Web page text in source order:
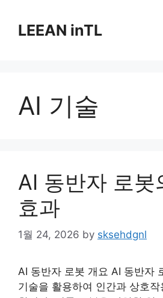
contentLEEAN inTL
AI 기술
AI 동반자 로봇
효과
1월 24, 2026 by sksehdgnl
AI 동반자 로봇 개요 AI 동반자
기술을 활용하여 인간과 상호